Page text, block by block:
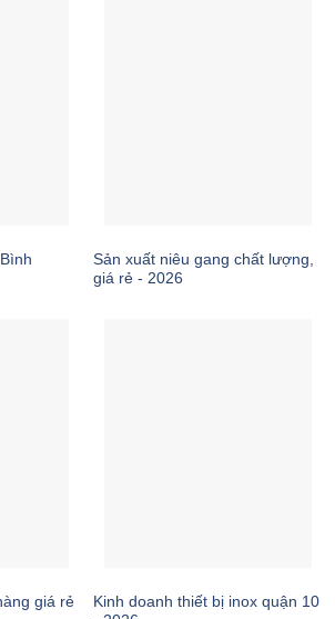
Sản xuất niêu gang chất lượng,
giá rẻ - 2026
giá rẻ
Kinh doanh thiết bị inox quận 10